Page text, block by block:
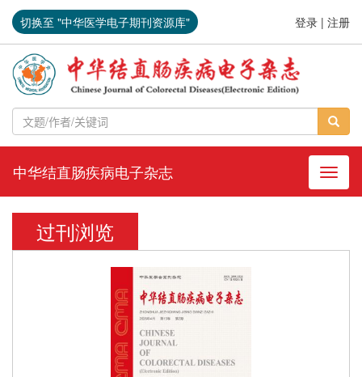
切换至 "中华医学电子期刊资源库" 登录 | 注册
导航
中华结直肠疾病电子杂志
过刊浏览